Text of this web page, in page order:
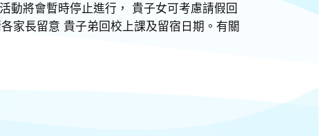
動將會暫時停止進行， 貴子女可考慮請假回
家長留意 貴子弟回校上課及留宿日期。有關